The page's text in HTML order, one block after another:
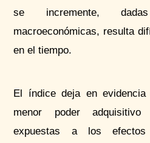
se incremente,
macroeconómicas, resulta
en el tiempo.
El índice deja en
menor poder
expuestas a los